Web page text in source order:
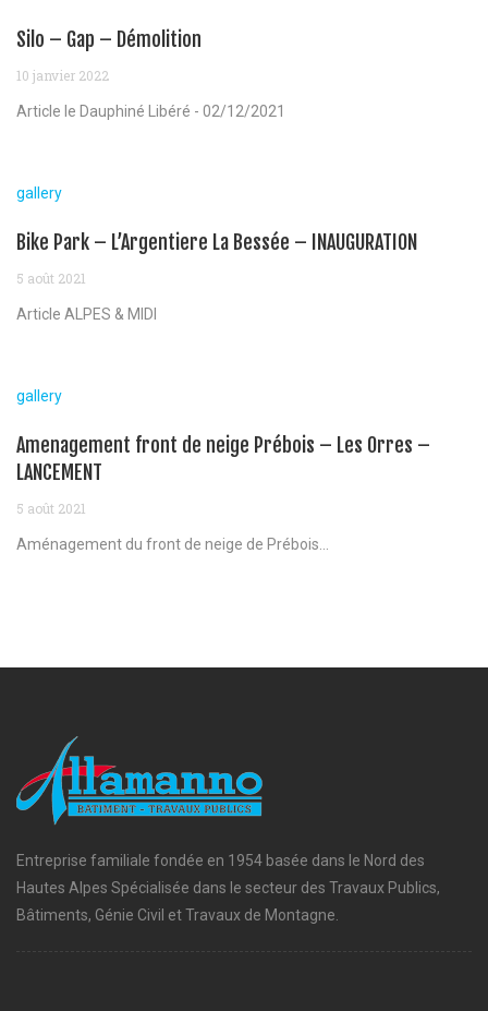
Silo – Gap – Démolition
10 janvier 2022
Article le Dauphiné Libéré - 02/12/2021
gallery
Bike Park – L’Argentiere La Bessée – INAUGURATION
5 août 2021
Article ALPES & MIDI
gallery
Amenagement front de neige Prébois – Les Orres –
LANCEMENT
5 août 2021
Aménagement du front de neige de Prébois...
Entreprise familiale fondée en 1954 basée dans le Nord des
Hautes Alpes Spécialisée dans le secteur des Travaux Publics,
Bâtiments, Génie Civil et Travaux de Montagne.